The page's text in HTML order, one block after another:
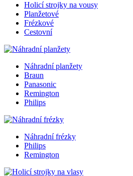
Holicí strojky na vousy
Planžetové
Frézkové
Cestovní
Náhradní planžety
Braun
Panasonic
Remington
Philips
Náhradní frézky
Philips
Remington